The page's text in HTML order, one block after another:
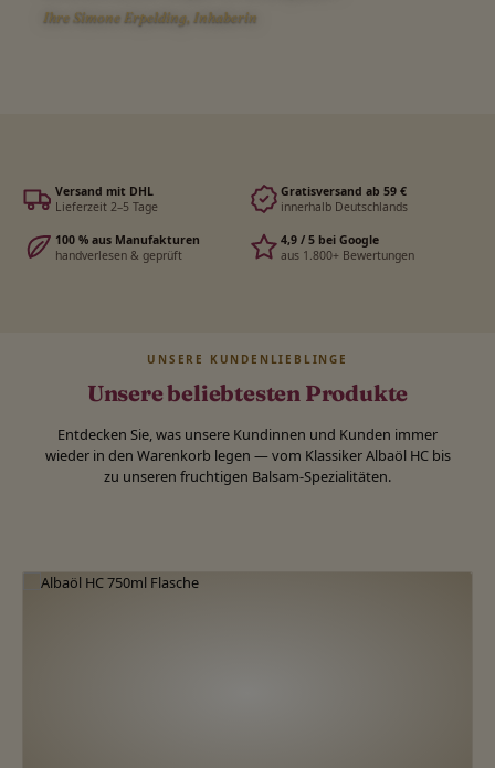
Ihre Simone Erpelding, Inhaberin
Versand mit DHL
Lieferzeit 2–5 Tage
Gratisversand ab 59 €
innerhalb Deutschlands
100 % aus Manufakturen
handverlesen & geprüft
4,9 / 5 bei Google
aus 1.800+ Bewertungen
Unsere beliebtesten Produkte
UNSERE KUNDENLIEBLINGE
Entdecken Sie, was unsere Kundinnen und Kunden immer
wieder in den Warenkorb legen — vom Klassiker Albaöl HC bis
zu unseren fruchtigen Balsam-Spezialitäten.
Produktgalerie überspringen